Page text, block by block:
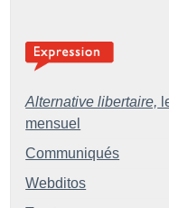
Alternative libertaire,
mensuel
Communiqués
Webditos